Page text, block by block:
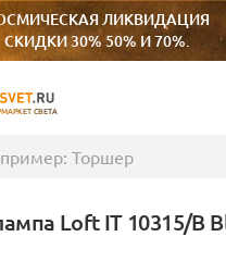
ЛИКВИДАЦИЯ
СКИДКИ 30% 50% И 70%.
СВЕТА
Loft IT 10315/B